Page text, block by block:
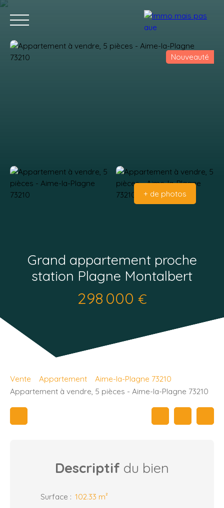
Estimation
Nouveauté
+ de photos
Grand appartement proche
station Plagne Montalbert
298 000 €
Vente Appartement
Aime-la-Plagne 73210
Appartement à vendre, 5 pièces - Aime-la-Plagne 73210
Descriptif du bien
Surface : 102.33 m²